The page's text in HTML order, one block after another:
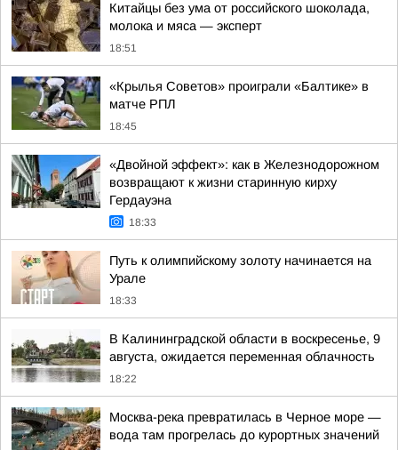
Китайцы без ума от российского шоколада,
молока и мяса — эксперт
18:51
«Крылья Советов» проиграли «Балтике» в
матче РПЛ
18:45
«Двойной эффект»: как в Железнодорожном
возвращают к жизни старинную кирху
Гердауэна
18:33
Путь к олимпийскому золоту начинается на
Урале
18:33
В Калининградской области в воскресенье, 9
августа, ожидается переменная облачность
18:22
Москва-река превратилась в Черное море —
вода там прогрелась до курортных значений